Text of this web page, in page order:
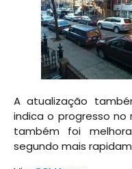
A atualização
indica o progresso no
também foi
segundo mais